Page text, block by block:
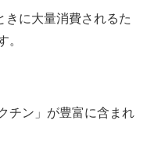
きに大量消費されるた
。
チン」が豊富に含まれ